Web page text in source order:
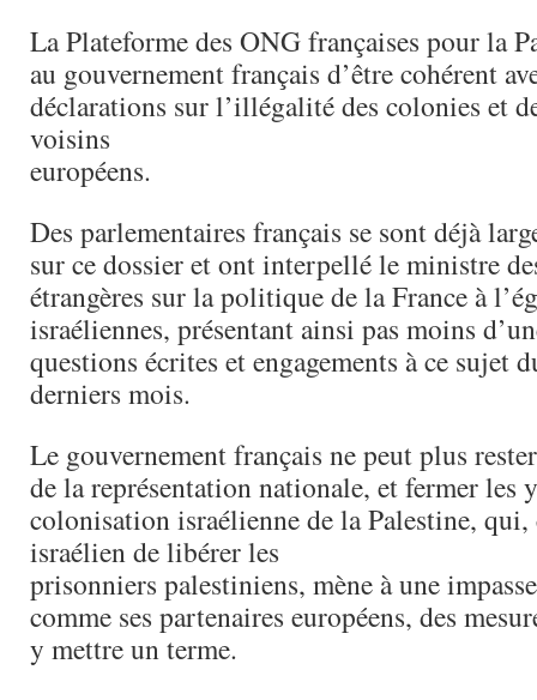
La Plateforme des ONG françaises pour la
au gouvernement français d’être cohérent
déclarations sur l’illégalité des colonies et
voisins
européens.
Des parlementaires français se sont déjà
sur ce dossier et ont interpellé le ministre
étrangères sur la politique de la France à
israéliennes, présentant ainsi pas moins
questions écrites et engagements à ce sujet
derniers mois.
Le gouvernement français ne peut plus
de la représentation nationale, et fermer les
colonisation israélienne de la Palestine,
israélien de libérer les
prisonniers palestiniens, mène à une
comme ses partenaires européens, des
y mettre un terme.